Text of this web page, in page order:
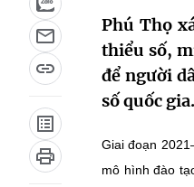
Phú Thọ
thiểu số,
để người
số quốc gia.
Giai đoạn
mô hình đào